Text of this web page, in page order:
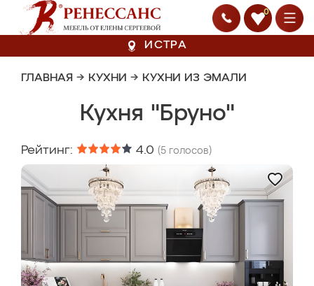
0
ИСТРА
ГЛАВНАЯ → КУХНИ → КУХНИ ИЗ ЭМАЛИ
Кухня "Бруно"
Рейтинг: 4.0 (5 голосов)